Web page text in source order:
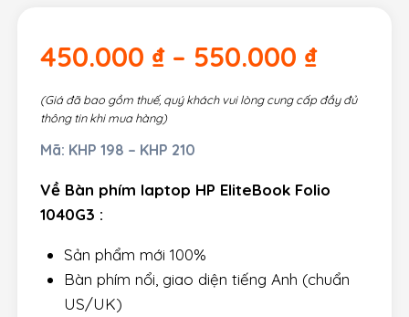
450.000 ₫ – 550.000 ₫
(Giá đã bao gồm thuế, quý khách vui lòng cung cấp đầy đủ
thông tin khi mua hàng)
Mã: KHP 198 – KHP 210
Về Bàn phím laptop HP EliteBook Folio
1040G3 :
Sản phẩm mới 100%
Bàn phím nổi, giao diện tiếng Anh (chuẩn
US/UK)